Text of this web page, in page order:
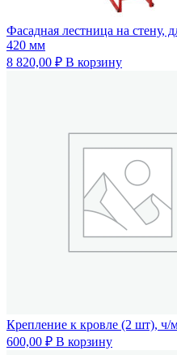
Фасадная лестница на стену,
420 мм
8 820,00 ₽ В корзину
Крепление к кровле (2 шт), ч/
600,00 ₽ В корзину